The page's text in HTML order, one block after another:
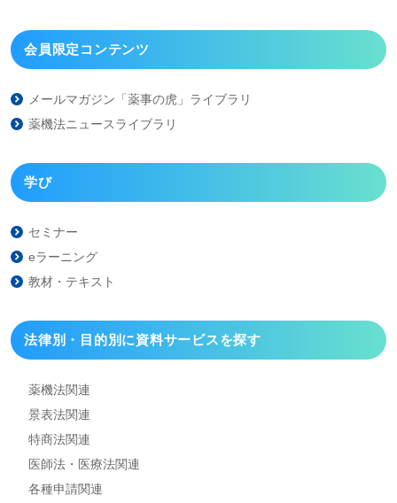
会員限定コンテンツ
メールマガジン「薬事の虎」 ライブラリ
薬機法ニュースライブラリ
学び
セミナー
eラーニング
教材・テキスト
法律別・目的別に資料サービスを探す
薬機法関連
景表法関連
特商法関連
医師法・医療法関連
各種申請関連